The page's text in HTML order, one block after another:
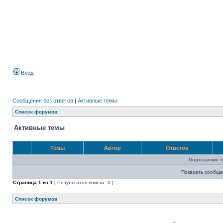
Вход
Сообщения без ответов | Активные темы
Список форумов
Активные темы
Темы Автор Ответов
Подходящих
Показать
Страница 1 из 1 [ Результатов поиска: 0 ]
Список форумов